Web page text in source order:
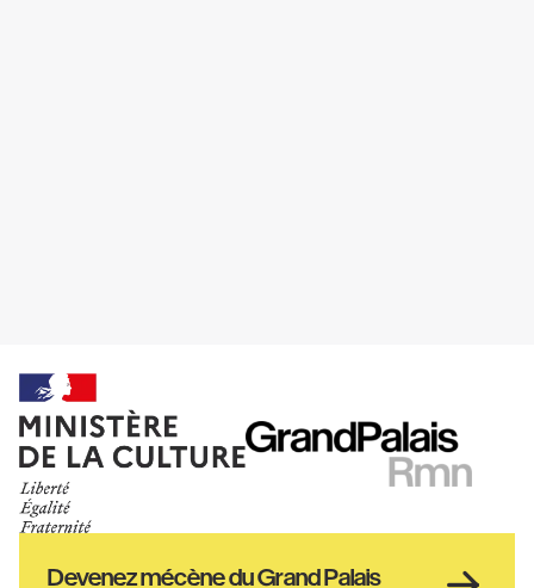
Ministère
de
la
HautDevenez mécène du Grand Palais